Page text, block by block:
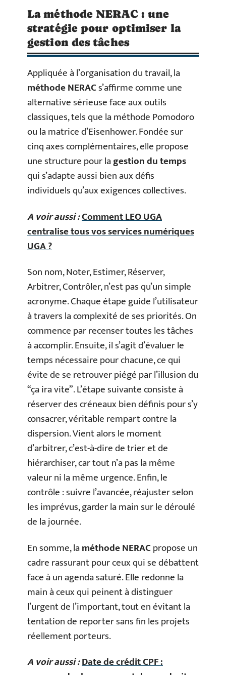
La méthode NERAC : une
stratégie pour optimiser la
gestion des tâches
Appliquée à l’organisation du travail, la
méthode NERACs’affirme comme une
alternative sérieuse face aux outils
classiques, tels que la méthode Pomodoro
ou la matrice d’Eisenhower. Fondée sur
cinq axes complémentaires, elle propose
une structure pour lagestion du temps
qui s’adapte aussi bien aux défis
individuels qu’aux exigences collectives.
A voir aussi :Comment LEO UGA
centralise tous vos services numériques
UGA ?
Son nom, Noter, Estimer, Réserver,
Arbitrer, Contrôler, n’est pas qu’un simple
acronyme. Chaque étape guide l’utilisateur
à travers la complexité de ses priorités. On
commence par recenser toutes les tâches
à accomplir. Ensuite, il s’agit d’évaluer le
temps nécessaire pour chacune, ce qui
évite de se retrouver piégé par l’illusion du
“ça ira vite”. L’étape suivante consiste à
réserver des créneaux bien définis pour s’y
consacrer, véritable rempart contre la
dispersion. Vient alors le moment
d’arbitrer, c’est-à-dire de trier et de
hiérarchiser, car tout n’a pas la même
valeur ni la même urgence. Enfin, le
contrôle : suivre l’avancée, réajuster selon
les imprévus, garder la main sur le déroulé
de la journée.
En somme, laméthode NERACpropose un
cadre rassurant pour ceux qui se débattent
face à un agenda saturé. Elle redonne la
main à ceux qui peinent à distinguer
l’urgent de l’important, tout en évitant la
tentation de reporter sans fin les projets
réellement porteurs.
A voir aussi :Date de crédit CPF :